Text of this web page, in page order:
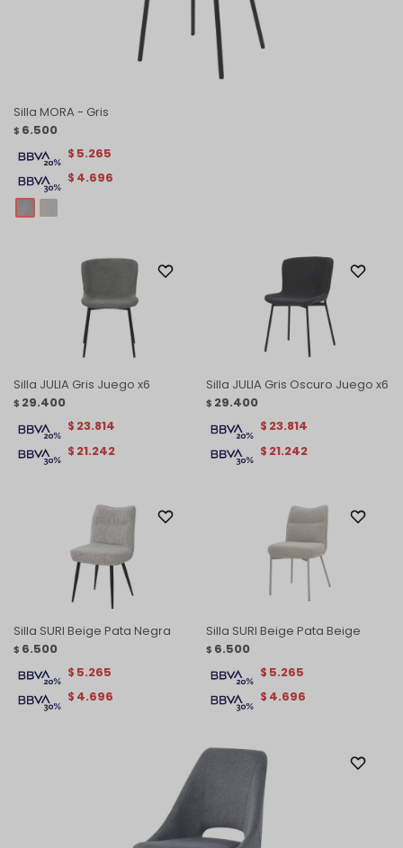
Silla MORA - Gris
$ 6.500
$ 4.696
$ 5.265
Silla JULIA Gris Juego x6
$ 29.400
$ 21.242
$ 23.814
Silla JULIA Gris Oscuro Juego x6
$ 29.400
$ 21.242
$ 23.814
Silla SURI Beige Pata Negra
$ 6.500
$ 4.696
$ 5.265
Silla SURI Beige Pata Beige
$ 6.500
$ 4.696
$ 5.265